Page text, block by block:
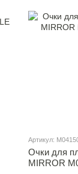
Артикул:
Очки для
MIRROR